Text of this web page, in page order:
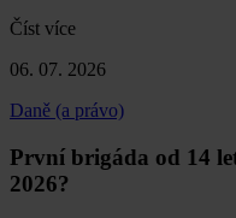
Číst více
06. 07. 2026
Daně (a právo)
První brigáda od 14
2026?